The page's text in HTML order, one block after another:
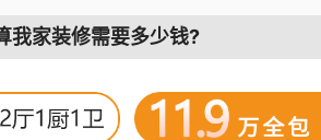
我家装修需要多少钱?